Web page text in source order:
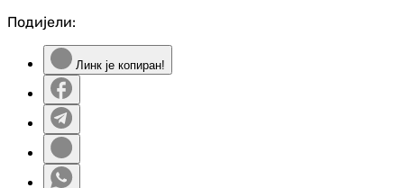
Подијели:
Линк је копиран!